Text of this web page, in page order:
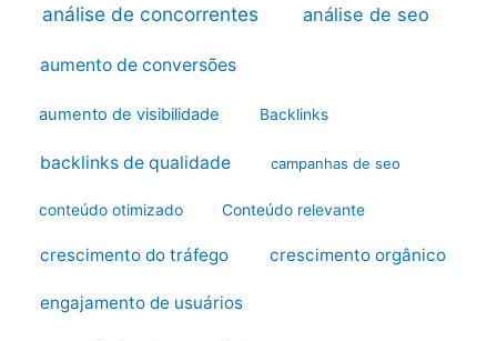
análise de concorrentes análise de seo
aumento de conversões
aumento de visibilidade Backlinks
backlinks de qualidade campanhas de seo
conteúdo otimizado Conteúdo relevante
crescimento do tráfego crescimento orgânico
engajamento de usuários